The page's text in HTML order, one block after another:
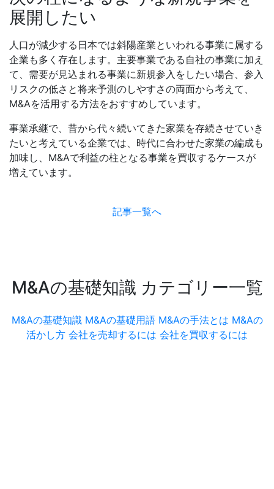
展開したい
人口が減少する日本では斜陽産業といわれる事業に属する
企業も多く存在します。主要事業である自社の事業に加え
て、需要が見込まれる事業に新規参入をしたい場合、参入
リスクの低さと将来予測のしやすさの両面から考えて、
M&Aを活用する方法をおすすめしています。
事業承継で、昔から代々続いてきた家業を存続させていき
たいと考えている企業では、時代に合わせた家業の編成も
加味し、M&Aで利益の柱となる事業を買収するケースが
増えています。
記事一覧へ
M&Aの基礎知識 カテゴリー一覧
M&Aの基礎知識 M&Aの基礎用語 M&Aの手法とは M&Aの
活かし方 会社を売却するには 会社を買収するには